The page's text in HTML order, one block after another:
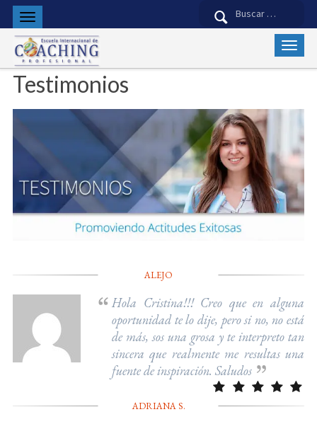
Buscar:
Testimonios
ALEJO
Hola Cristina!!! Creo que en alguna
oportunidad te lo dije, pero si no, no está
de más, sos una grosa y te interpreto tan
sincera que realmente me resultas una
fuente de inspiración. Saludos
ADRIANA S.